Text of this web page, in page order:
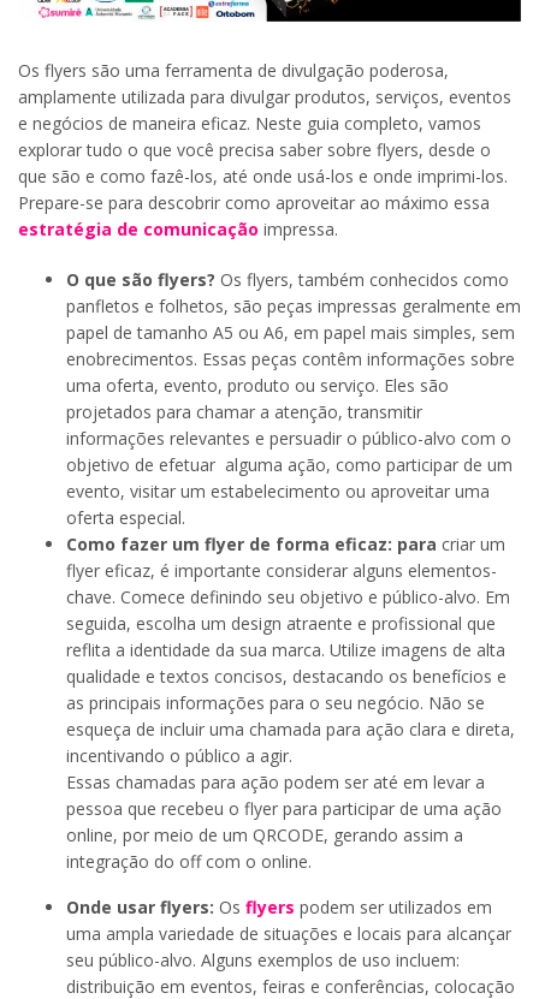
Os flyers são uma ferramenta de divulgação poderosa,
amplamente utilizada para divulgar produtos, serviços, eventos
e negócios de maneira eficaz. Neste guia completo, vamos
explorar tudo o que você precisa saber sobre flyers, desde o
que são e como fazê-los, até onde usá-los e onde imprimi-los.
Prepare-se para descobrir como aproveitar ao máximo essa
estratégia de comunicação impressa.
O que são flyers? Os flyers, também conhecidos como
panfletos e folhetos, são peças impressas geralmente em
papel de tamanho A5 ou A6, em papel mais simples, sem
enobrecimentos. Essas peças contêm informações sobre
uma oferta, evento, produto ou serviço. Eles são
projetados para chamar a atenção, transmitir
informações relevantes e persuadir o público-alvo com o
objetivo de efetuar alguma ação, como participar de um
evento, visitar um estabelecimento ou aproveitar uma
oferta especial.
Como fazer um flyer de forma eficaz: para criar um
flyer eficaz, é importante considerar alguns elementos-
chave. Comece definindo seu objetivo e público-alvo. Em
seguida, escolha um design atraente e profissional que
reflita a identidade da sua marca. Utilize imagens de alta
qualidade e textos concisos, destacando os benefícios e
as principais informações para o seu negócio. Não se
esqueça de incluir uma chamada para ação clara e direta,
incentivando o público a agir.
Essas chamadas para ação podem ser até em levar a
pessoa que recebeu o flyer para participar de uma ação
online, por meio de um QRCODE, gerando assim a
integração do off com o online.
Onde usar flyers: Os flyers podem ser utilizados em
uma ampla variedade de situações e locais para alcançar
seu público-alvo. Alguns exemplos de uso incluem:
distribuição em eventos, feiras e conferências, colocação